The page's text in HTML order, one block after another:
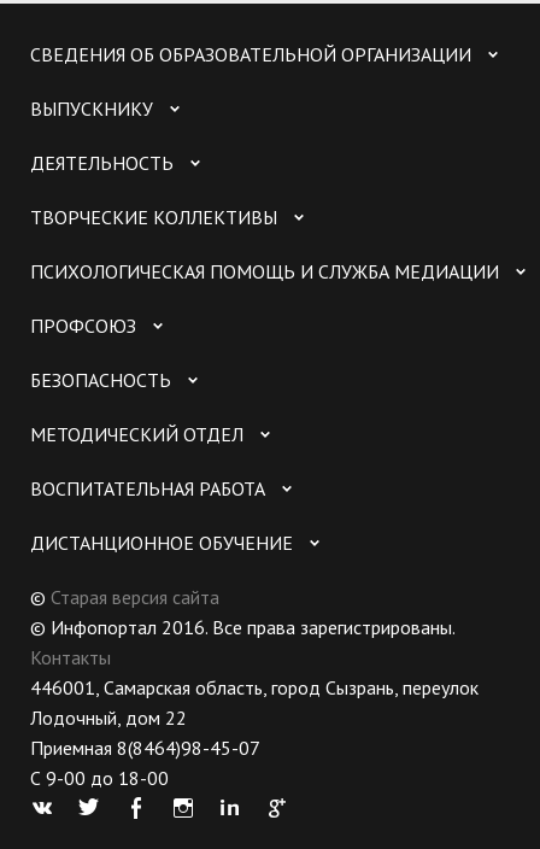
СВЕДЕНИЯ ОБ ОБРАЗОВАТЕЛЬНОЙ ОРГАНИЗАЦИИ
ВЫПУСКНИКУ
ДЕЯТЕЛЬНОСТЬ
ТВОРЧЕСКИЕ КОЛЛЕКТИВЫ
ПСИХОЛОГИЧЕСКАЯ ПОМОЩЬ И СЛУЖБА МЕДИАЦИИ
ПРОФСОЮЗ
БЕЗОПАСНОСТЬ
МЕТОДИЧЕСКИЙ ОТДЕЛ
ВОСПИТАТЕЛЬНАЯ РАБОТА
ДИСТАНЦИОННОЕ ОБУЧЕНИЕ
© Старая версия сайта
© Инфопортал 2016. Все права зарегистрированы.
Контакты
446001, Самарская область, город Сызрань, переулок
Лодочный, дом 22
Приемная 8(8464)98-45-07
С 9-00 до 18-00